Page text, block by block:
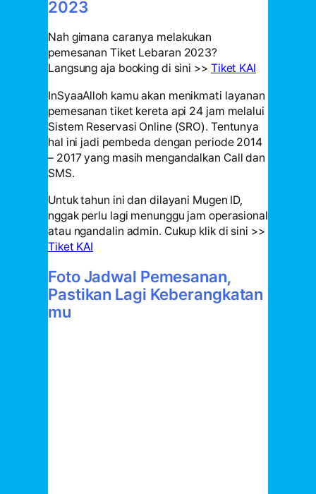
2023
Nah gimana caranya melakukan
pemesanan Tiket Lebaran 2023?
Langsung aja booking di sini >> Tiket KAI
InSyaaAlloh kamu akan menikmati layanan
pemesanan tiket kereta api 24 jam melalui
Sistem Reservasi Online (SRO). Tentunya
hal ini jadi pembeda dengan periode 2014
– 2017 yang masih mengandalkan Call dan
SMS.
Untuk tahun ini dan dilayani Mugen ID,
nggak perlu lagi menunggu jam operasional
atau ngandalin admin. Cukup klik di sini >>
Tiket KAI
Foto Jadwal Pemesanan,
Pastikan Lagi Keberangkatan
mu